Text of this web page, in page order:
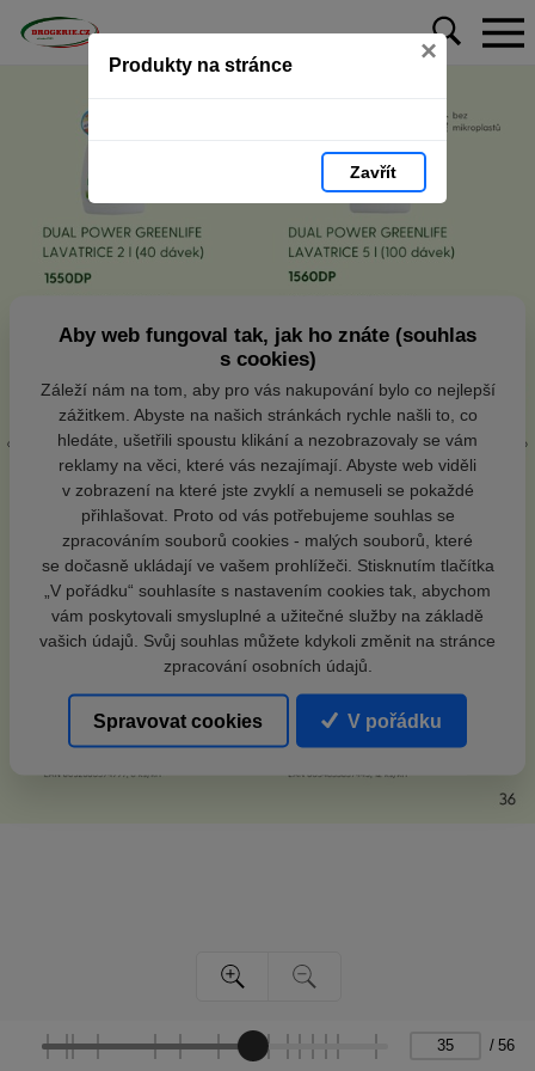
Produkty na stránce ×
Zavřít
/ 56
Aby web fungoval tak, jak ho znáte (souhlas
s cookies)
Záleží nám na tom, aby pro vás nakupování bylo co nejlepší
zážitkem. Abyste na našich stránkách rychle našli to, co
hledáte, ušetřili spoustu klikání a nezobrazovaly se vám
reklamy na věci, které vás nezajímají. Abyste web viděli
v zobrazení na které jste zvyklí a nemuseli se pokaždé
přihlašovat. Proto od vás potřebujeme souhlas se
zpracováním souborů cookies - malých souborů, které
se dočasně ukládají ve vašem prohlížeči. Stisknutím tlačítka
„V pořádku“ souhlasíte s nastavením cookies tak, abychom
vám poskytovali smysluplné a užitečné služby na základě
vašich údajů. Svůj souhlas můžete kdykoli změnit na stránce
zpracování osobních údajů.
Spravovat cookies V pořádku